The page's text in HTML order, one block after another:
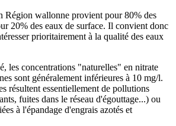
Région wallonne provient pour 80% des
20% des eaux de surface. Il convient donc
prioritairement à la qualité des eaux
les concentrations "naturelles" en nitrate
sont généralement inférieures à 10 mg/l.
résultent essentiellement de pollutions
fuites dans le réseau d'égouttage...) ou
à l'épandage d'engrais azotés et